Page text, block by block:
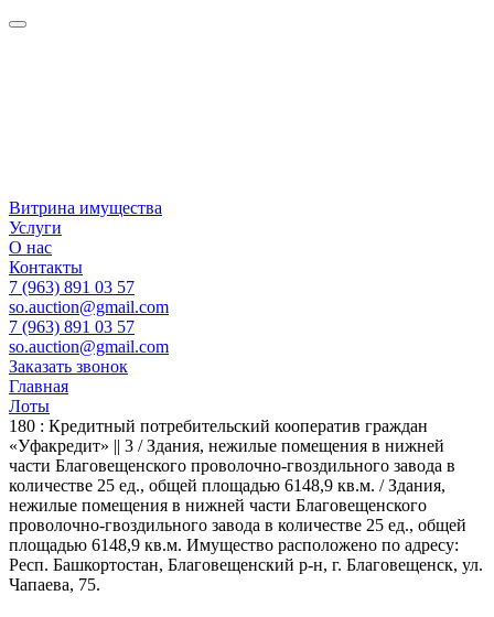
Витрина имущества
Услуги
О нас
Контакты
7 (963) 891 03 57
so.auction@gmail.com
7 (963) 891 03 57
so.auction@gmail.com
Заказать звонок
Главная
Лоты
180 : Кредитный потребительский кооператив граждан
«Уфакредит» || 3 / Здания, нежилые помещения в нижней
части Благовещенского проволочно-гвоздильного завода в
количестве 25 ед., общей площадью 6148,9 кв.м. / Здания,
нежилые помещения в нижней части Благовещенского
проволочно-гвоздильного завода в количестве 25 ед., общей
площадью 6148,9 кв.м. Имущество расположено по адресу:
Респ. Башкортостан, Благовещенский р-н, г. Благовещенск, ул.
Чапаева, 75.